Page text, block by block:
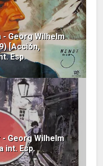
Georg Wilhelm
[Acción,
Esp.
Georg Wilhelm
int. Esp.